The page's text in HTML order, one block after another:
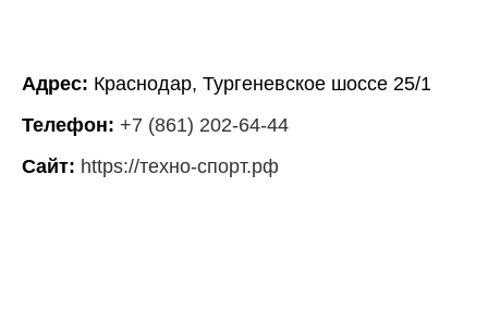
Адрес: Краснодар, Тургеневское шоссе 25/1
Телефон: +7 (861) 202-64-44
Сайт: https://техно-спорт.рф